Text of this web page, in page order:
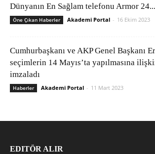
Dünyanın En Sağlam telefonu Armor 24...
Öne Çıkan Haberler Akademi Portal - 16 Ekim 2023
Cumhurbaşkanı ve AKP Genel Başkanı
seçimlerin 14 Mayıs’ta yapılmasına
imzaladı
Haberler Akademi Portal - 11 Mart 2023
EDITÖR ALIR